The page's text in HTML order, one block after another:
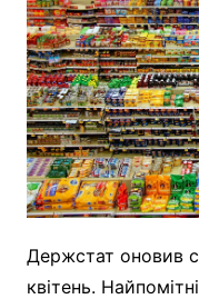
Держстат оновив
квітень.